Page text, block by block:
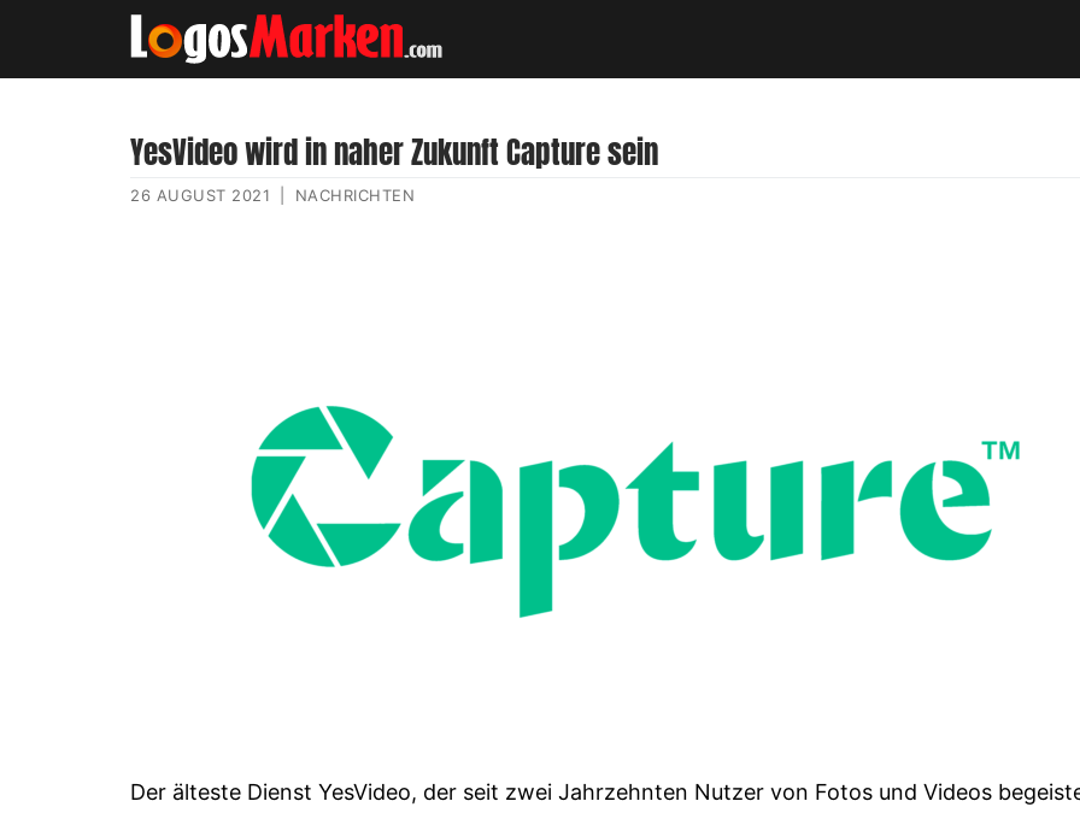
YesVideo wird in naher Zukunft Capture sein
26 AUGUST 2021 NACHRICHTEN
Der älteste Dienst YesVideo, der seit zwei Jahrzehnten Nutzer von Fotos und Videos